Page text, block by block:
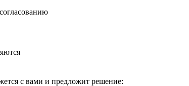
с вами и предложит решение: